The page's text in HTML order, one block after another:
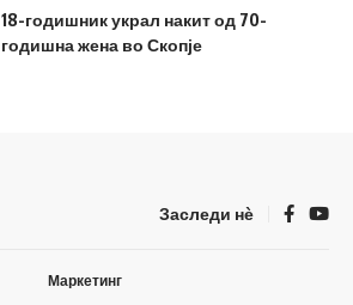
18-годишник украл накит од 70-
годишна жена во Скопје
Заследи нѐ
Маркетинг